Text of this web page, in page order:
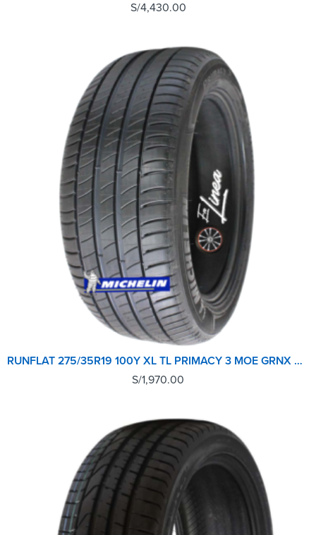
S/4,430.00
RUNFLAT 275/35R19 100Y XL TL PRIMACY 3 MOE GRNX MICHELIN
S/1,970.00